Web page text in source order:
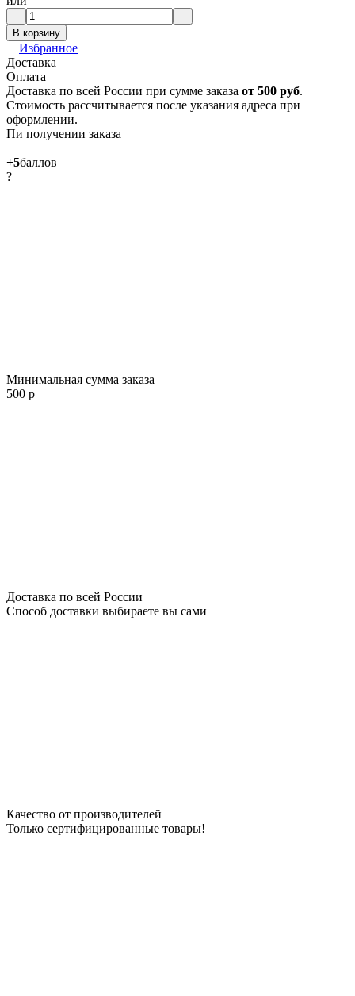
В корзину
Избранное
Доставка
Оплата
Доставка по всей России при сумме заказа от 500 руб.
Стоимость рассчитывается после указания адреса при
оформлении.
Пи получении заказа
+5баллов
?
Минимальная сумма заказа
500 р
Доставка по всей России
Способ доставки выбираете вы сами
Качество от производителей
Только сертифицированные товары!